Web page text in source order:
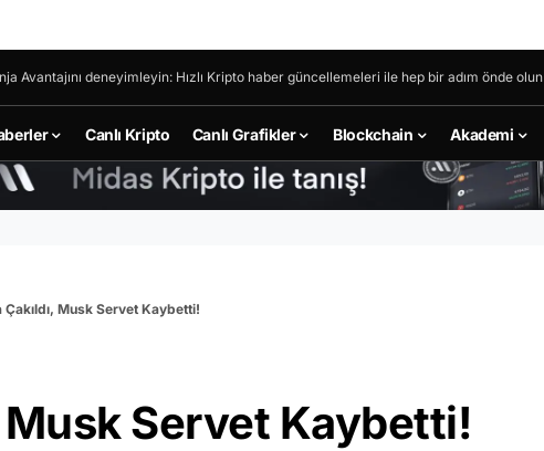
Avantajını deneyimleyin: Hızlı Kripto haber güncellemeleri ile hep bir adım önde olun
Canlı Kripto Canlı Grafikler Blockchain Akademi
Çakıldı, Musk Servet Kaybetti!
Musk Servet Kaybetti!